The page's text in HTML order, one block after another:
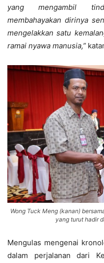
yang mengambil
membahayakan dirinya
mengelakkan satu
ramai nyawa manusia,”
Wong Tuck Meng (kanan)
yang turut hadir
Mengulas mengenai
dalam perjalanan dari